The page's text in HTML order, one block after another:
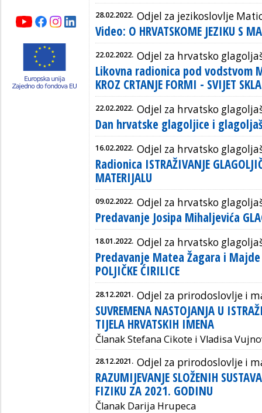
28.02.2022. Odjel za jezikoslovlje
Video: O HRVATSKOME JEZIKU S
22.02.2022. Odjel za hrvatsko
Likovna radionica pod vodstvom
KROZ CRTANJE FORMI - SVIJET
22.02.2022. Odjel za hrvatsko
Dan hrvatske glagoljice i
16.02.2022. Odjel za hrvatsko
Radionica ISTRAŽIVANJE
MATERIJALU
09.02.2022. Odjel za hrvatsko
Predavanje Josipa Mihaljevića
18.01.2022. Odjel za hrvatsko
Predavanje Matea Žagara i Majde
POLJIČKE ĆIRILICE
28.12.2021. Odjel za prirodoslovlje i
SUVREMENA NASTOJANJA U
TIJELA HRVATSKIH IMENA
Članak Stefana Cikote i Vladisa
28.12.2021. Odjel za prirodoslovlje i
RAZUMIJEVANJE SLOŽENIH
FIZIKU ZA 2021. GODINU
Članak Darija Hrupeca